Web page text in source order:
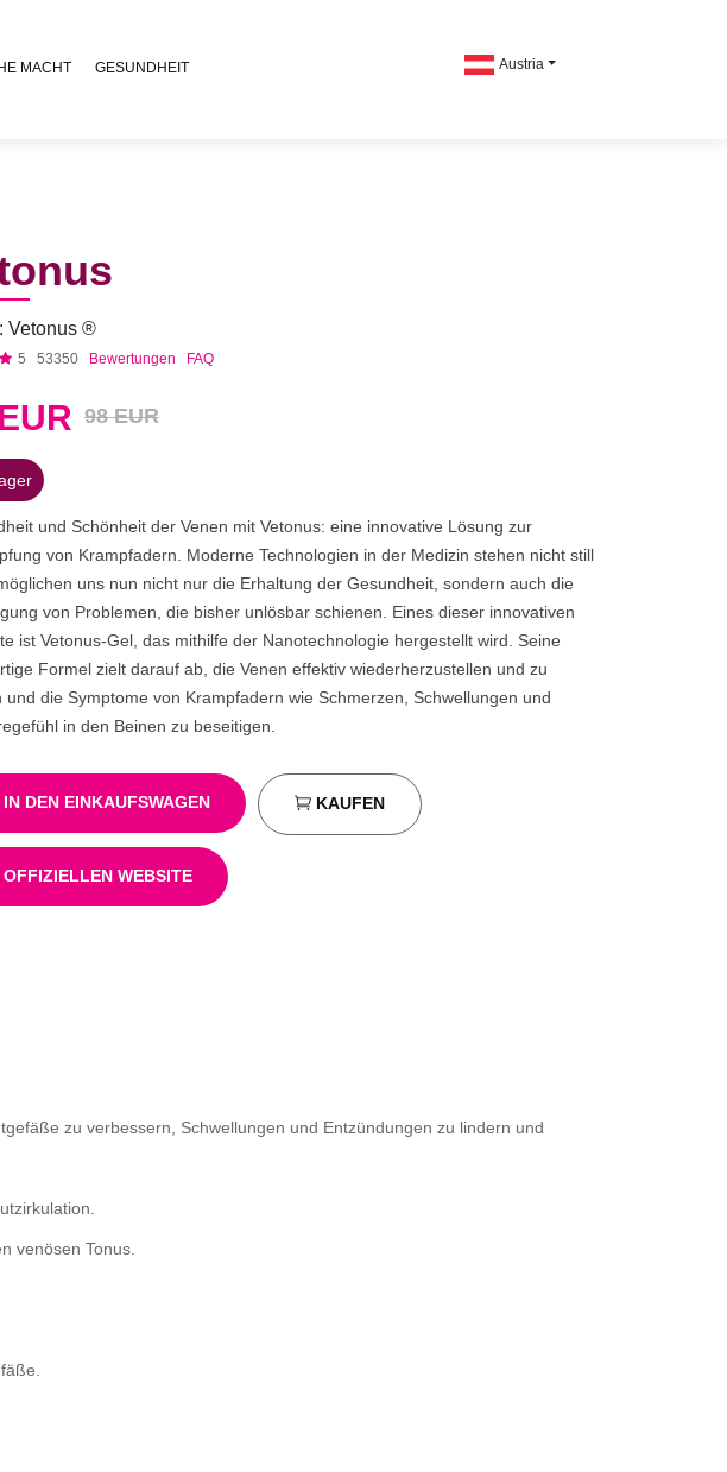
MACHT GESUNDHEIT Austria
Vetonus ®
5 53350 Bewertungen FAQ
EUR 98 EUR
und Schönheit der Venen mit Vetonus: eine innovative Lösung zur
von Krampfadern. Moderne Technologien in der Medizin stehen nicht still
uns nun nicht nur die Erhaltung der Gesundheit, sondern auch die
von Problemen, die bisher unlösbar schienen. Eines dieser innovativen
ist Vetonus-Gel, das mithilfe der Nanotechnologie hergestellt wird. Seine
Formel zielt darauf ab, die Venen effektiv wiederherzustellen und zu
und die Symptome von Krampfadern wie Schmerzen, Schwellungen und
in den Beinen zu beseitigen.
IN DEN EINKAUFSWAGEN KAUFEN
OFFIZIELLEN WEBSITE
zu verbessern, Schwellungen und Entzündungen zu lindern und
venösen Tonus.